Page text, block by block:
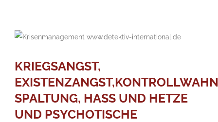
KRIEGSANGST,
SPALTUNG, HASS UND HETZE
UND PSYCHOTISCHE